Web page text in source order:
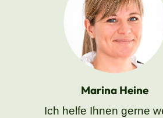
Marina Heine
Ich helfe Ihnen gerne